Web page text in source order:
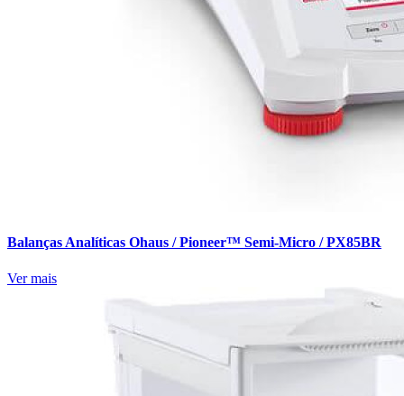
Balanças Analíticas Ohaus / Pioneer™ Semi-Micro / PX85BR
Ver mais